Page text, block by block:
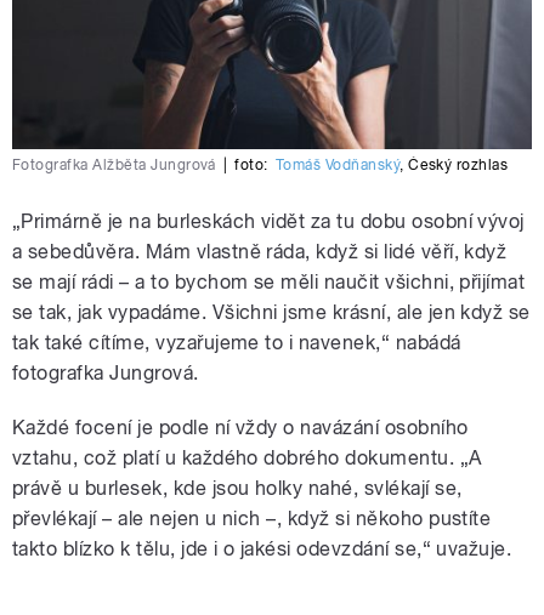
Fotografka Alžběta Jungrová foto: Tomáš Vodňanský,Český rozhlas
„Primárně je na burleskách vidět za tu dobu osobní vývoj
a sebedůvěra. Mám vlastně ráda, když si lidé věří, když
se mají rádi – a to bychom se měli naučit všichni, přijímat
se tak, jak vypadáme. Všichni jsme krásní, ale jen když se
tak také cítíme, vyzařujeme to i navenek,“ nabádá
fotografka Jungrová.
Každé focení je podle ní vždy o navázání osobního
vztahu, což platí u každého dobrého dokumentu. „A
právě u burlesek, kde jsou holky nahé, svlékají se,
převlékají – ale nejen u nich –, když si někoho pustíte
takto blízko k tělu, jde i o jakési odevzdání se,“ uvažuje.